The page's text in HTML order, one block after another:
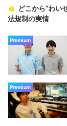
どこから“わい
法規制の実情
Premium
Premium